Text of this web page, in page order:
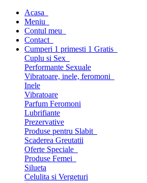
Acasa
Meniu
Contul meu
Contact
Cumperi 1 primesti 1 Gratis
Cuplu si Sex
Performante Sexuale
Vibratoare, inele, feromoni
Inele
Vibratoare
Parfum Feromoni
Lubrifiante
Prezervative
Produse pentru Slabit
Scaderea Greutatii
Oferte Speciale
Produse Femei
Silueta
Celulita si Vergeturi